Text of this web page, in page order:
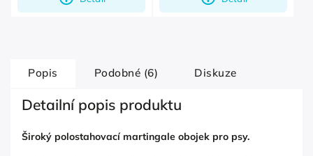
Popis Podobné (6) Diskuze
Detailní popis produktu
Široký polostahovací martingale obojek pro psy.